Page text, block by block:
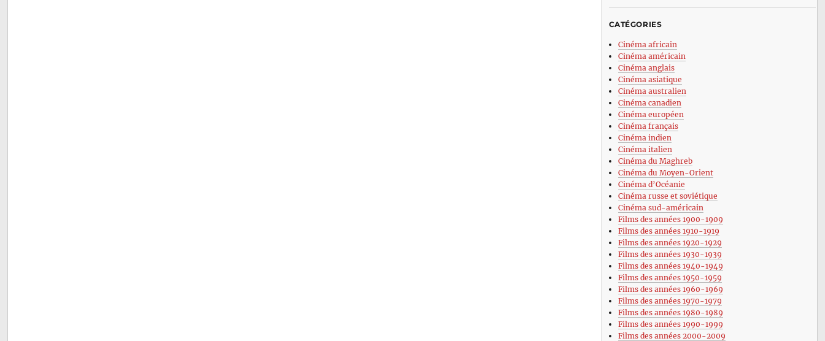
CATÉGORIES
Cinéma africain
Cinéma américain
Cinéma anglais
Cinéma asiatique
Cinéma australien
Cinéma canadien
Cinéma européen
Cinéma français
Cinéma indien
Cinéma italien
Cinéma du Maghreb
Cinéma du Moyen-Orient
Cinéma d’Océanie
Cinéma russe et soviétique
Cinéma sud-américain
Films des années 1900-1909
Films des années 1910-1919
Films des années 1920-1929
Films des années 1930-1939
Films des années 1940-1949
Films des années 1950-1959
Films des années 1960-1969
Films des années 1970-1979
Films des années 1980-1989
Films des années 1990-1999
Films des années 2000-2009